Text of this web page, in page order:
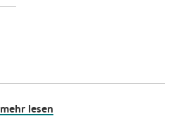
mehr lesen